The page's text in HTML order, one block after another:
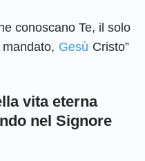
conoscano Te, il solo
Gesù Cristo”
vita eterna
nel Signore